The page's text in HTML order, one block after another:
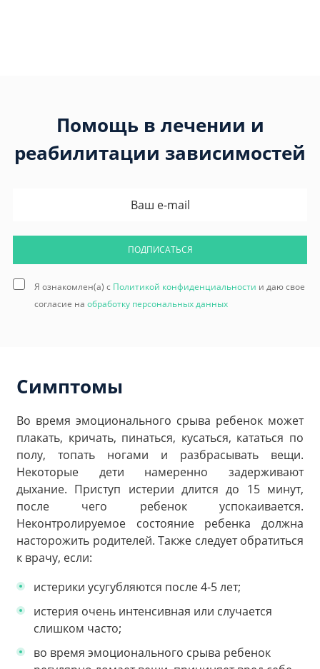
Помощь в лечении и
реабилитации зависимостей
ПОДПИСАТЬСЯ
Я ознакомлен(а) с Политикой конфиденциальности и даю свое
согласие на обработку персональных данных
Симптомы
Во время эмоционального срыва ребенок может
плакать, кричать, пинаться, кусаться, кататься по
полу, топать ногами и разбрасывать вещи.
Некоторые дети намеренно задерживают
дыхание. Приступ истерии длится до 15 минут,
после чего ребенок успокаивается.
Неконтролируемое состояние ребенка должна
насторожить родителей. Также следует обратиться
к врачу, если:
истерики усугубляются после 4-5 лет;
истерия очень интенсивная или случается
слишком часто;
во время эмоционального срыва ребенок